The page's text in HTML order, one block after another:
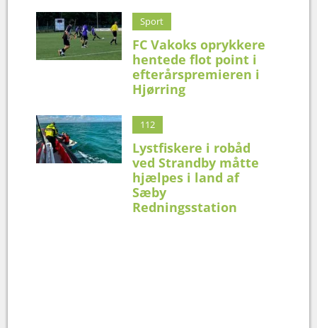
Sport
FC Vakoks oprykkere
hentede flot point i
efterårspremieren i
Hjørring
112
Lystfiskere i robåd
ved Strandby måtte
hjælpes i land af
Sæby
Redningsstation